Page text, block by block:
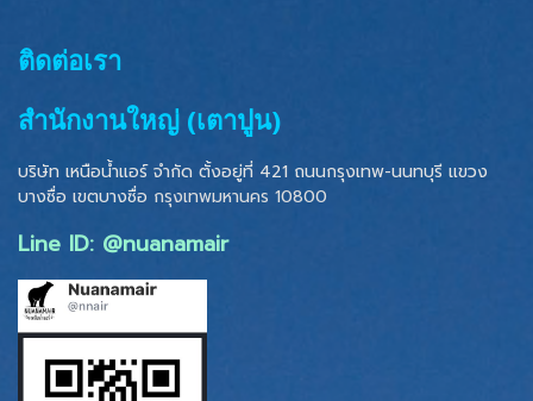
ติดต่อเรา
สำนักงานใหญ่ (เตาปูน)
บริษัท เหนือน้ำแอร์ จำกัด ตั้งอยู่ที่ 421 ถนนกรุงเทพ-นนทบุรี แขวง
บางซื่อ เขตบางซื่อ กรุงเทพมหานคร 10800
Line ID: @nuanamair